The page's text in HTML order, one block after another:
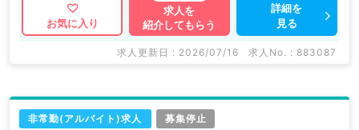
お気に入り
求人を
紹介してもらう
詳細を
見る
求人更新日 : 2026/07/16 求人No. : 883087
非常勤(アルバイト)求人 募集停止